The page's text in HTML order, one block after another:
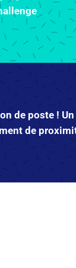
de poste ! Un
de